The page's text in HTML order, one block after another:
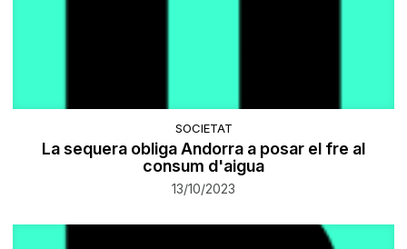
SOCIETAT
La sequera obliga Andorra a posar el fre al
consum d'aigua
13/10/2023